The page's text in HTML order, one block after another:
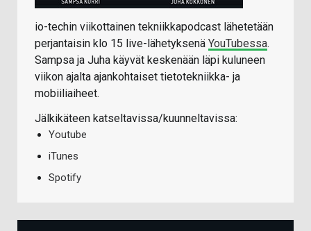
io-techin viikottainen tekniikkapodcast lähetetään
perjantaisin klo 15 live-lähetyksenä YouTubessa.
Sampsa ja Juha käyvät keskenään läpi kuluneen
viikon ajalta ajankohtaiset tietotekniikka- ja
mobiiliaiheet.
Jälkikäteen katseltavissa/kuunneltavissa:
Youtube
iTunes
Spotify